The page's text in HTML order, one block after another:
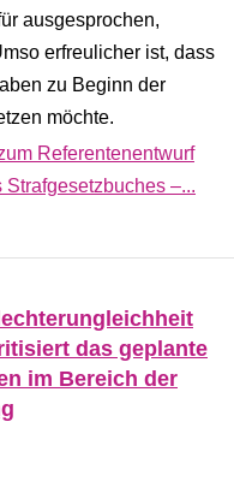
ausgesprochen,
erfreulicher ist, dass
zu Beginn der
möchte.
Referentenentwurf
–...
das geplante
im Bereich der